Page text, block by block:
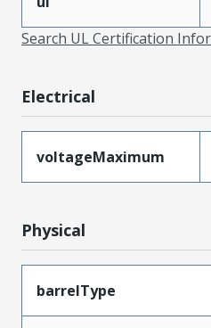
Search UL Certification
Electrical
voltageMaximum
Physical
barrelType